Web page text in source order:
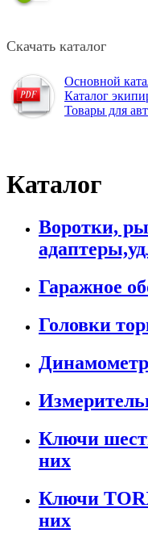
Скачать каталог
Основной
Каталог
Товары для
Каталог
Воротки,
Гаражное
Головки
Ключи
них
Ключи
них